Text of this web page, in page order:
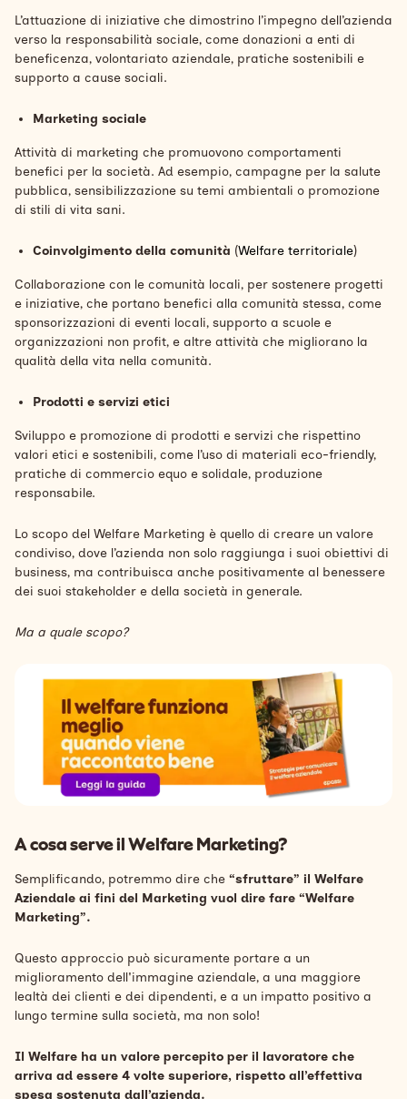
L’attuazione di iniziative che dimostrino l’impegno dell’azienda
verso la responsabilità sociale, come donazioni a enti di
beneficenza, volontariato aziendale, pratiche sostenibili e
supporto a cause sociali.
Marketing sociale
Attività di marketing che promuovono comportamenti
benefici per la società. Ad esempio, campagne per la salute
pubblica, sensibilizzazione su temi ambientali o promozione
di stili di vita sani.
Coinvolgimento della comunità (Welfare territoriale)
Collaborazione con le comunità locali, per sostenere progetti
e iniziative, che portano benefici alla comunità stessa, come
sponsorizzazioni di eventi locali, supporto a scuole e
organizzazioni non profit, e altre attività che migliorano la
qualità della vita nella comunità.
Prodotti e servizi etici
Sviluppo e promozione di prodotti e servizi che rispettino
valori etici e sostenibili, come l’uso di materiali eco-friendly,
pratiche di commercio equo e solidale, produzione
responsabile.
Lo scopo del Welfare Marketing è quello di creare un valore
condiviso, dove l’azienda non solo raggiunga i suoi obiettivi di
business, ma contribuisca anche positivamente al benessere
dei suoi stakeholder e della società in generale.
Ma a quale scopo?
A cosa serve il Welfare Marketing?
Semplificando, potremmo dire che “sfruttare” il Welfare
Aziendale ai fini del Marketing vuol dire fare “Welfare
Marketing”.
Questo approccio può sicuramente portare a un
miglioramento dell'immagine aziendale, a una maggiore
lealtà dei clienti e dei dipendenti, e a un impatto positivo a
lungo termine sulla società, ma non solo!
Il Welfare ha un valore percepito per il lavoratore che
arriva ad essere 4 volte superiore, rispetto all’effettiva
spesa sostenuta dall’azienda.